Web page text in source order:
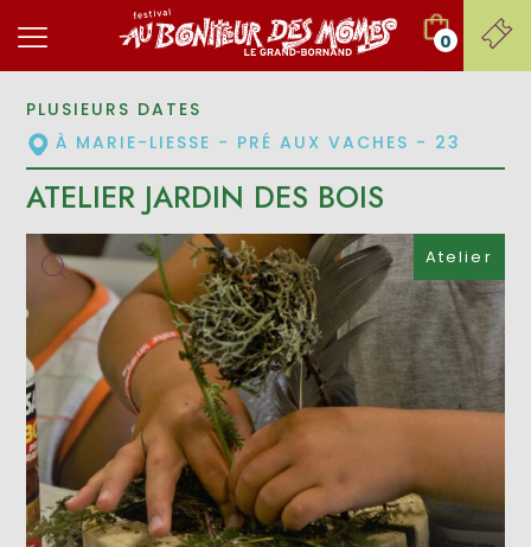
0
Atelier
PLUSIEURS DATES
À MARIE-LIESSE - PRÉ AUX VACHES - 23
ATELIER JARDIN DES BOIS